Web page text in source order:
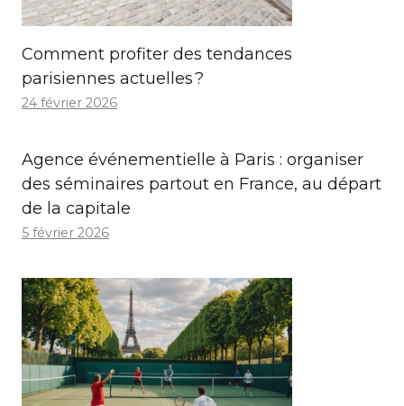
Comment profiter des tendances
parisiennes actuelles ?
24 février 2026
Agence événementielle à Paris : organiser
des séminaires partout en France, au départ
de la capitale
5 février 2026